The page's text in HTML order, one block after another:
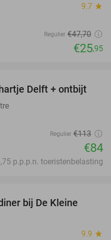
9.7 star
Regulier €47,70
€25,95
26%
Delft + ontbijt
Regulier €113
€84
p.p.p.n. toeristenbelasting
bij De Kleine
9.9 star